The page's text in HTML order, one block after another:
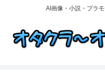
AI画像・小説・プラ